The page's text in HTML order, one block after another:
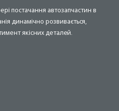
постачання автозапчастин в
динамічно розвивається,
якісних деталей.